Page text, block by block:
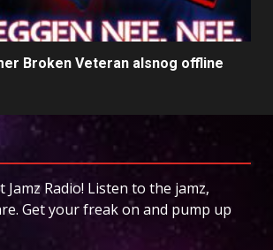
Broken Veteran alsnog offline
Jamz Radio! Listen to the jamz,
Get your freak on and pump up